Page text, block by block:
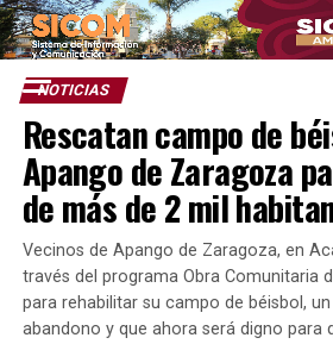
NOTICIAS
Rescatan campo de
Apango de Zaragoza
de más de 2 mil
Vecinos de Apango de Zaragoza, en
través del programa Obra Comunitaria
para rehabilitar su campo de béisbol,
abandono y que ahora será digno para